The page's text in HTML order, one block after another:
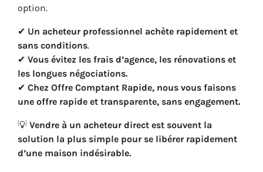
option.
✔ Un acheteur professionnel achète rapidement et
sans conditions.
✔ Vous évitez les frais d’agence, les rénovations et
les longues négociations.
✔ Chez Offre Comptant Rapide, nous vous faisons
une offre rapide et transparente, sans engagement.
💡 Vendre à un acheteur direct est souvent la
solution la plus simple pour se libérer rapidement
d’une maison indésirable.